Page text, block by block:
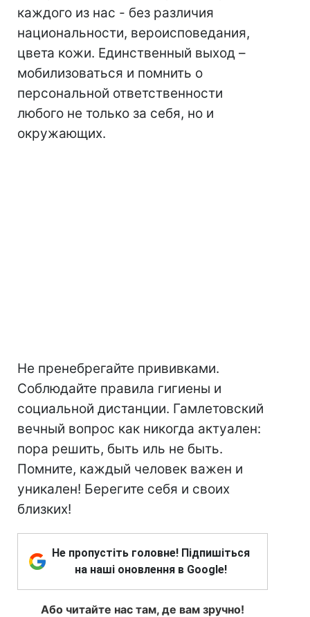
каждого из нас - без различия
национальности, вероисповедания,
цвета кожи. Единственный выход –
мобилизоваться и помнить о
персональной ответственности
любого не только за себя, но и
окружающих.
Не пренебрегайте прививками.
Соблюдайте правила гигиены и
социальной дистанции. Гамлетовский
вечный вопрос как никогда актуален:
пора решить, быть иль не быть.
Помните, каждый человек важен и
уникален! Берегите себя и своих
близких!
Не пропустіть головне! Підпишіться
на наші оновлення в Google!
Або читайте нас там, де вам зручно!